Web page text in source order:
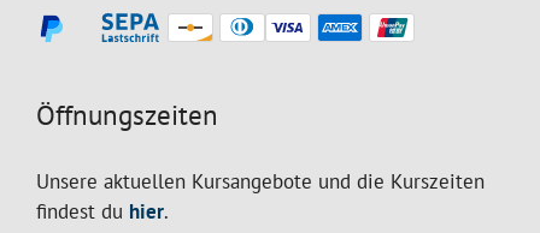
Öffnungszeiten
Unsere aktuellen Kursangebote und die Kurszeiten
findest du hier.